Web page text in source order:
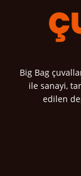
Big Bag
ile sanayi,
edilen